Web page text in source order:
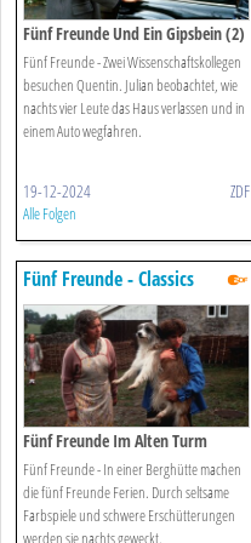
Fünf Freunde Und Ein Gipsbein (2)
Fünf Freunde - Zwei Wissenschaftskollegen
besuchen Quentin. Julian beobachtet, wie
nachts vier Leute das Haus verlassen und in
einem Auto wegfahren.
19-12-2024 ZDF
Alle Folgen
Fünf Freunde - Classics
Fünf Freunde Im Alten Turm
Fünf Freunde - In einer Berghütte machen
die fünf Freunde Ferien. Durch seltsame
Farbspiele und schwere Erschütterungen
werden sie nachts geweckt.